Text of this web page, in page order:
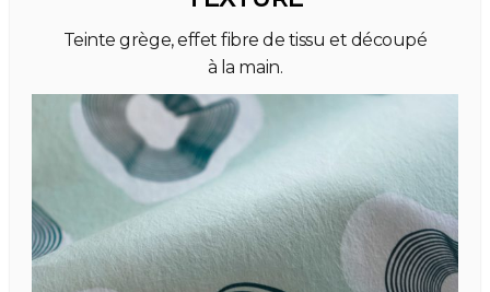
Teinte grège, effet fibre de tissu et découpé
à la main.